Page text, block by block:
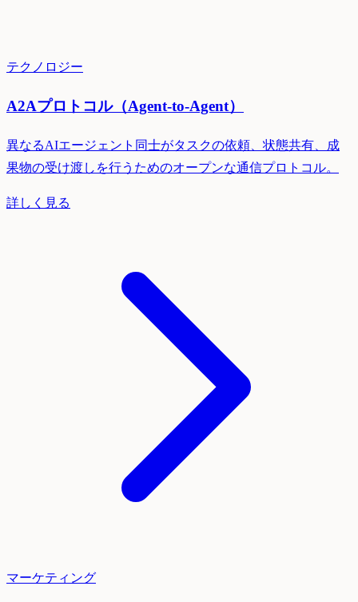
テクノロジー
A2Aプロトコル（Agent-to-Agent）
異なるAIエージェント同士がタスクの依頼、状態共有、成
果物の受け渡しを行うためのオープンな通信プロトコル。
詳しく見る
マーケティング